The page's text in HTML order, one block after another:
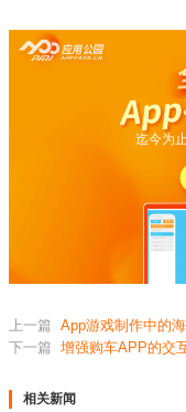
迄今为
上一篇 App游戏制作中的
下一篇 增强购车APP的交
相关新闻